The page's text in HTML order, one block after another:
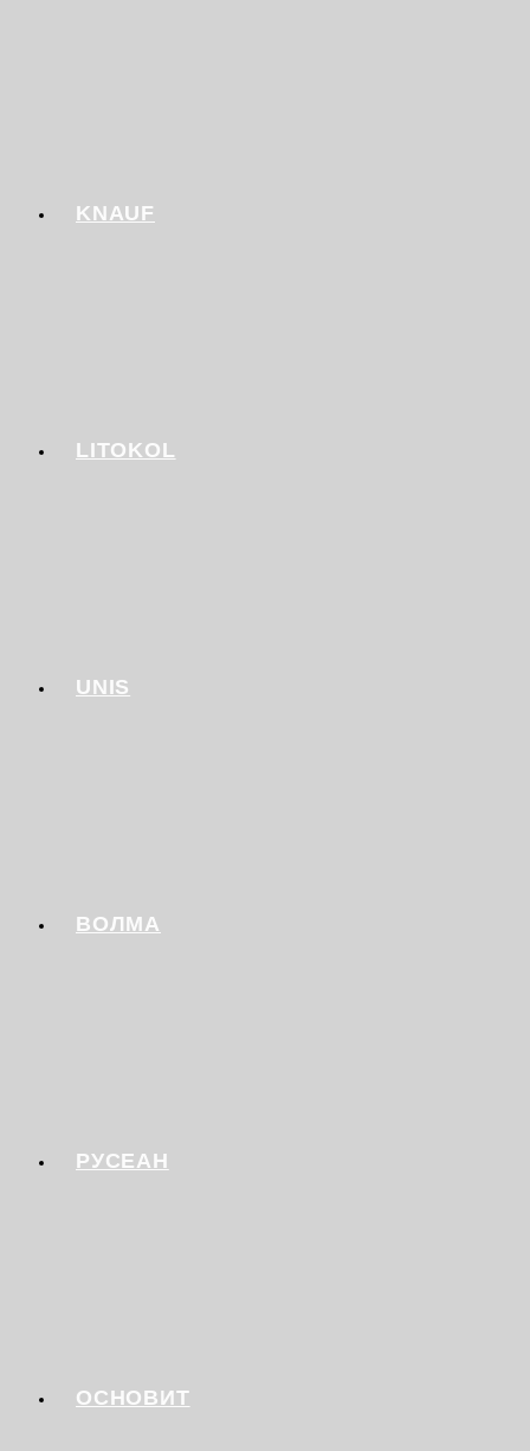
KNAUF
LITOKOL
UNIS
ВОЛМА
РУСЕАН
ОСНОВИТ